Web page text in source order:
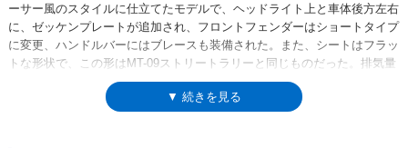
ーサー風のスタイルに仕立てたモデルで、ヘッドライト上と車体後方左右
に、ゼッケンプレートが追加され、フロントフェンダーはショートタイプ
に変更、ハンドルバーにはブレースも装備された。また、シートはフラッ
トな形状で、この形はMT-09ストリートラリーと同じものだった。排気量
846ccの並列3気筒エンジンはじめ、基本構成はMT-09と同じ。※日本未発
▼ 続きを見る